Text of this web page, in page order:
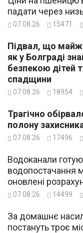
падати через
07.08.26 15471
Підвал, що
як у Болграді
безпекою дітей
спадщини
07.08.26 18954
Трагічно
полону
07.08.26 17496
Водоканали
водопостачання
оновлені
07.08.26 14499
За домашнє
постануть троє